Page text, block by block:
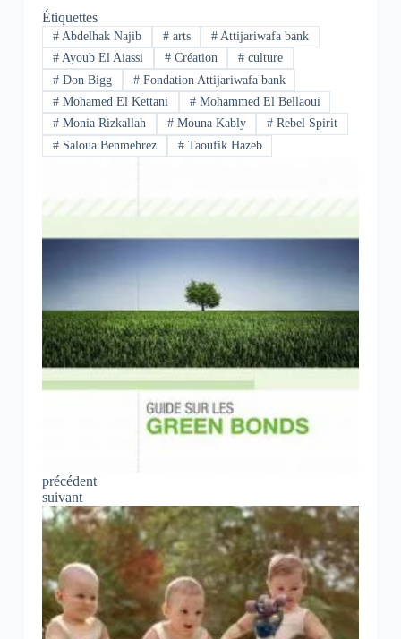
Étiquettes
#Abdelhak Najib #arts # Attijariwafa bank
#Ayoub El Aiassi #Création # culture
#Don Bigg #Fondation Attijariwafa bank
#Mohamed El Kettani #Mohammed El Bellaoui
#Monia Rizkallah #Mouna Kably # Rebel Spirit
#Saloua Benmehrez #Taoufik Hazeb
précédent
suivant